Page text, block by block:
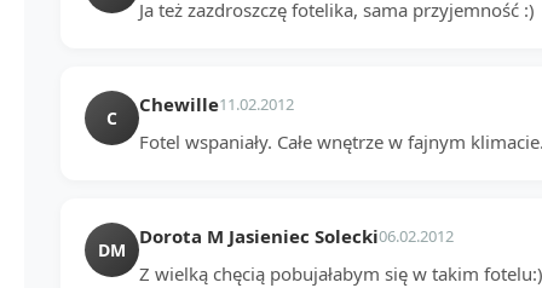
Ja też zazdroszczę fotelika, sama przyjemność :)
C
Chewille11.02.2012
Fotel wspaniały. Całe wnętrze w fajnym
DM
Dorota M Jasieniec Solecki06.02.2012
Z wielką chęcią pobujałabym się w takim